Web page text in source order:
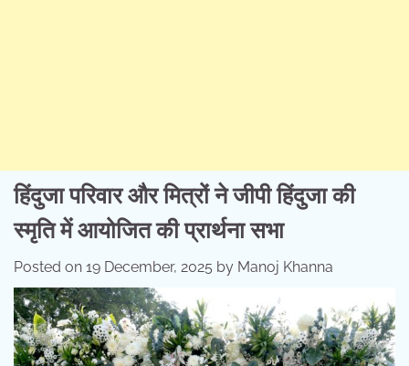
हिंदुजा परिवार और मित्रों ने जीपी हिंदुजा की
स्मृति में आयोजित की प्रार्थना सभा
Posted on 19 December, 2025 by Manoj Khanna